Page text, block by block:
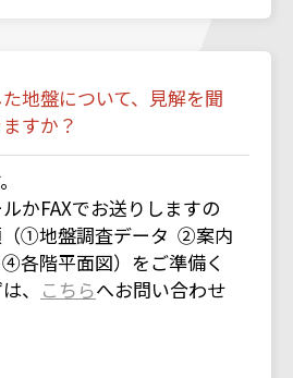
地盤について、見解を聞
すか？
かFAXでお送りしますの
（①地盤調査データ ②案内
階平面図）をご準備く
、 こちらへお問い合わせ